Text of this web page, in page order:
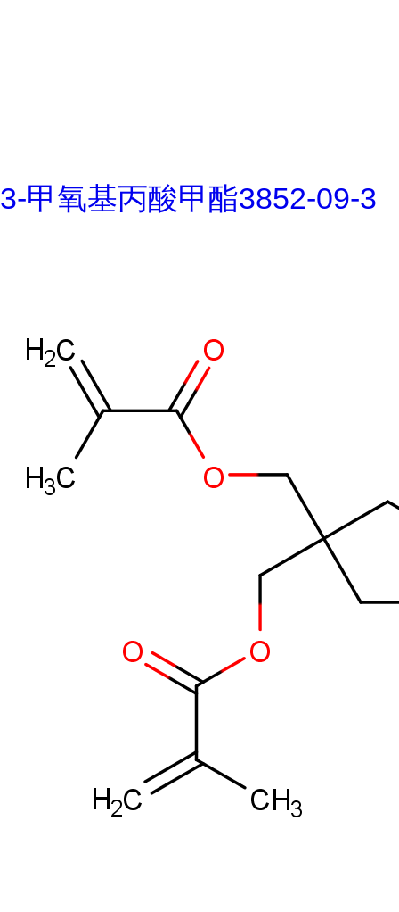
3-甲氧基丙酸甲酯3852-09-3